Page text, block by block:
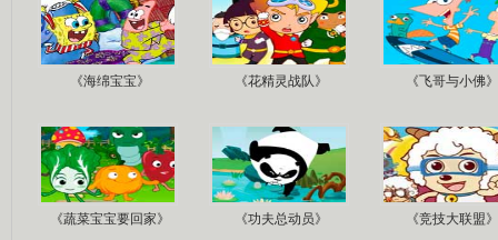
《海绵宝宝》 《花精灵战队》 《飞哥与小佛》
《蔬菜宝宝要回家》 《功夫总动员》 《竞技大联盟》